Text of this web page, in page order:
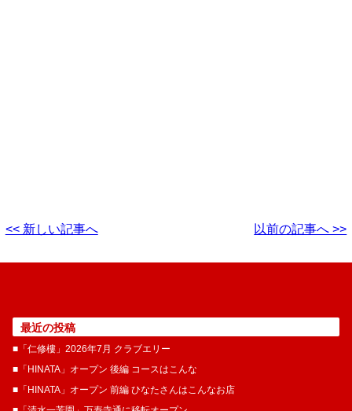
<< 新しい記事へ 以前の記事へ >>
最近の投稿
■「仁修樓」2026年7月 クラブエリー
■「HINATA」オープン 後編 コースはこんな
■「HINATA」オープン 前編 ひなたさんはこんなお店